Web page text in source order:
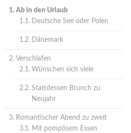
Ab in den Urlaub
Deutsche See oder Polen
Dänemark
Verschlafen
Wünschen sich viele
Stattdessen Brunch zu
Neujahr
Romantischer Abend zu zweit
Mit pompösem Essen